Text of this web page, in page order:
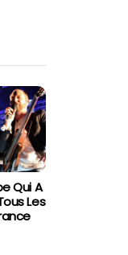
Qui A
Les